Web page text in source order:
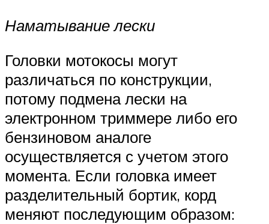
Наматывание лески
Головки мотокосы могут
различаться по конструкции,
потому подмена лески на
электронном триммере либо его
бензиновом аналоге
осуществляется с учетом этого
момента. Если головка имеет
разделительный бортик, корд
меняют последующим образом: